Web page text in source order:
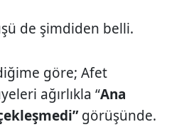
de şimdiden belli.
göre; Afet
ağırlıkla “Ana
görüşünde.